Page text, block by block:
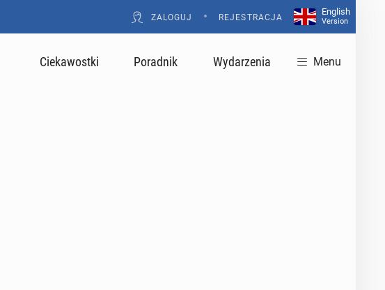
ZALOGUJ • REJESTRACJA
English
Version
Ciekawostki Poradnik Wydarzenia Menu